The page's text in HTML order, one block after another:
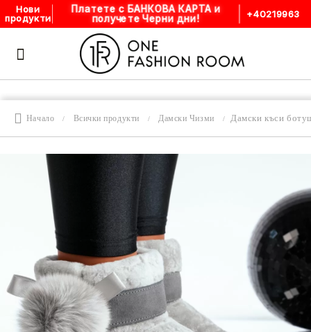
Нови
продукти
Платете с БАНКОВА КАРТА и
получете Черни дни!
+40219963
Начало Всички продукти Дамски Чизми Дамски къси